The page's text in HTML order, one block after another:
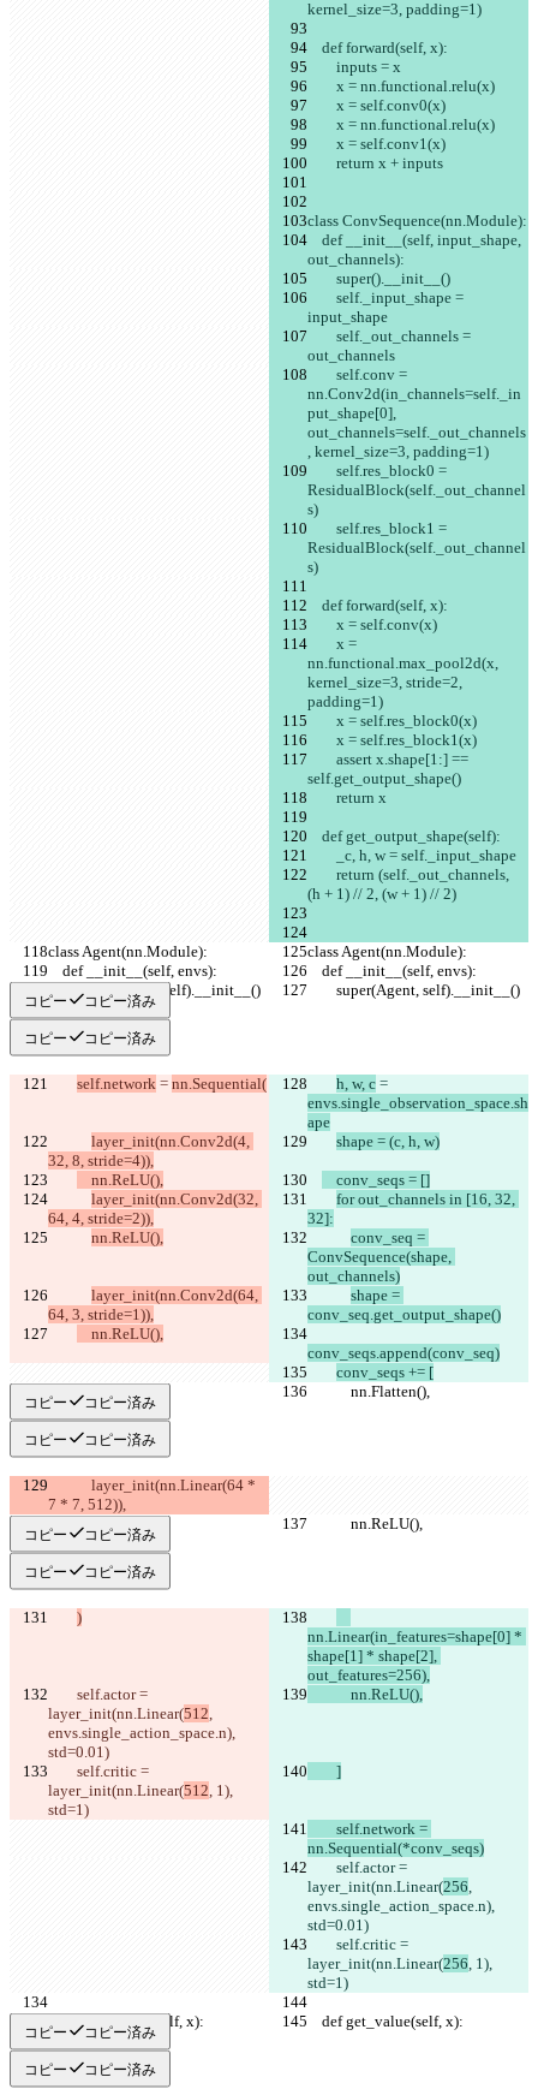
kernel_size=3, padding=1)
    def forward(self, x):
        inputs = x
        x = nn.functional.relu(x)
        x = self.conv0(x)
        x = nn.functional.relu(x)
        x = self.conv1(x)
        return x + inputs
class ConvSequence(nn.Module):
out_channels):
        super().__init__()
input_shape
out_channels
nn.Conv2d(in_channels=self._in
put_shape[0],
out_channels=self._out_channels
, kernel_size=3, padding=1)
ResidualBlock(self._out_channel
s)
ResidualBlock(self._out_channel
s)
    def forward(self, x):
        x = self.conv(x)
nn.functional.max_pool2d(x,
kernel_size=3, stride=2,
padding=1)
        x = self.res_block0(x)
        x = self.res_block1(x)
self.get_output_shape()
        return x
    def get_output_shape(self):
        _c, h, w = self._input_shape
(h + 1) // 2, (w + 1) // 2)
class Agent(nn.Module):
class Agent(nn.Module):
    def __init__(self, envs):
    def __init__(self, envs):
        super(Agent, self).__init__()
        super(Agent, self).__init__()
コピー コピー済み
コピー コピー済み
self.network = nn.Sequential( h, w, c =
envs.single_observation_space.sh
ape
layer_init(nn.Conv2d(4,
32, 8, stride=4)),
shape = (c, h, w)
    nn.ReLU(),
    conv_seqs = []
layer_init(nn.Conv2d(32,
64, 4, stride=2)),
for out_channels in [16, 32,
32]:
nn.ReLU(),
conv_seq =
ConvSequence(shape,
out_channels)
layer_init(nn.Conv2d(64,
64, 3, stride=1)),
shape =
conv_seq.get_output_shape()
    nn.ReLU(),
conv_seqs.append(conv_seq)
conv_seqs += [
            nn.Flatten(),
            nn.Flatten(),
コピー コピー済み
コピー コピー済み
7 * 7, 512)),
            nn.ReLU(),
            nn.ReLU(),
コピー コピー済み
コピー コピー済み
)
nn.Linear(in_features=shape[0] *
shape[1] * shape[2],
out_features=256),
layer_init(nn.Linear(512,
envs.single_action_space.n),
std=0.01)
            nn.ReLU(),
layer_init(nn.Linear(512, 1),
std=1)
        ]
nn.Sequential(*conv_seqs)
layer_init(nn.Linear(256,
envs.single_action_space.n),
std=0.01)
layer_init(nn.Linear(256, 1),
std=1)
    def get_value(self, x):
    def get_value(self, x):
コピー コピー済み
コピー コピー済み